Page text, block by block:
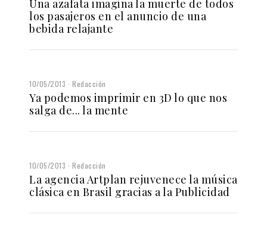
Una azafata imagina la muerte de todos
los pasajeros en el anuncio de una
bebida relajante
10/05/2013 Redacción
Ya podemos imprimir en 3D lo que nos
salga de... la mente
10/05/2013 Redacción
La agencia Artplan rejuvenece la música
clásica en Brasil gracias a la Publicidad